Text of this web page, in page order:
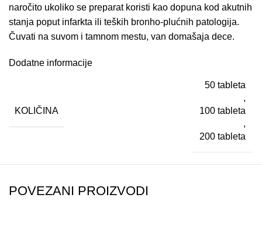
naročito ukoliko se preparat koristi kao dopuna kod akutnih
stanja poput infarkta ili teških bronho-plućnih patologija.
Čuvati na suvom i tamnom mestu, van domašaja dece.
Dodatne informacije
KOLIČINA
50 tableta
,
100 tableta
,
200 tableta
POVEZANI PROIZVODI